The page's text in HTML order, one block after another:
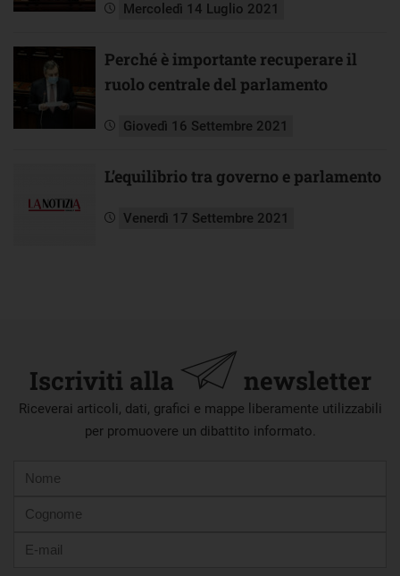
Mercoledì 14 Luglio 2021
Perché è importante recuperare il
ruolo centrale del parlamento
Giovedì 16 Settembre 2021
L’equilibrio tra governo e parlamento
Venerdì 17 Settembre 2021
Iscriviti alla newsletter
Riceverai articoli, dati, grafici e mappe liberamente utilizzabili
per promuovere un dibattito informato.
mail